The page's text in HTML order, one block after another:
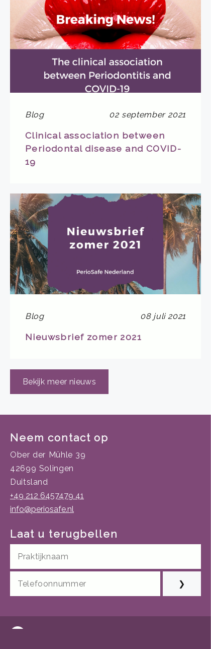
Blog 02 september 2021
Clinical association between
Periodontal disease and COVID-
19
Blog 08 juli 2021
Nieuwsbrief zomer 2021
Bekijk meer nieuws
Neem contact op
Ober der Mühle 39
42699 Solingen
Duitsland
+49 212 6457479 41
info@periosafe.nl
Laat u terugbellen
❯